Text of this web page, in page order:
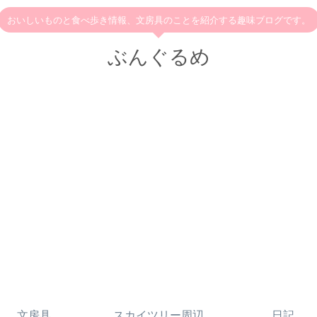
おいしいものと食べ歩き情報、文房具のことを紹介する趣味ブログです。
ぶんぐるめ